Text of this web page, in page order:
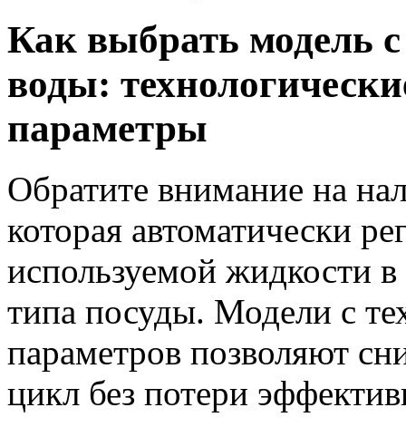
Как выбрать модель
воды:
параметры
Обратите внимание на
которая автоматически
используемой жидкости в
типа посуды. Модели с
параметров позволяют
цикл без потери